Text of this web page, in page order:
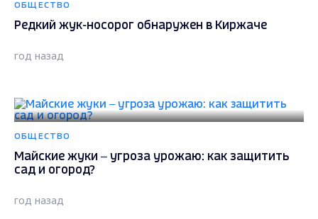
ОБЩЕСТВО
Редкий жук-носорог обнаружен в Киржаче
год назад
ОБЩЕСТВО
Майские жуки – угроза урожаю: как защитить
сад и огород?
год назад